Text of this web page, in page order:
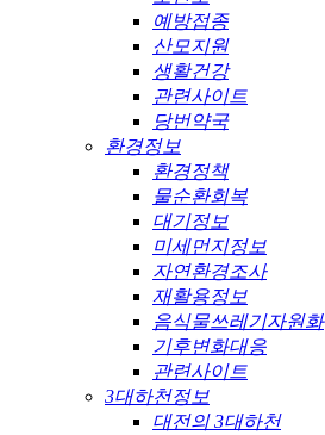
예방접종
산모지원
생활건강
관련사이트
당번약국
환경정보
환경정책
물순환회복
대기정보
미세먼지정보
자연환경조사
재활용정보
음식물쓰레기자원화
기후변화대응
관련사이트
3대하천정보
대전의 3대하천